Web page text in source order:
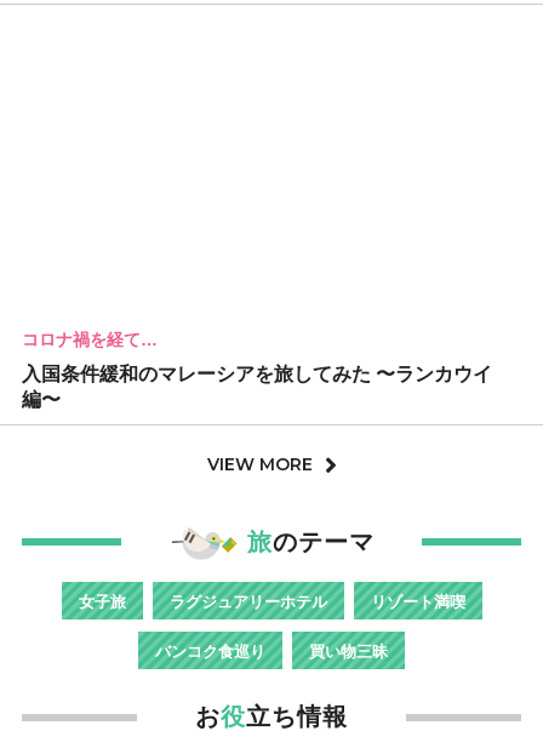
コロナ禍を経て…
入国条件緩和のマレーシアを旅してみた 〜ランカウイ
編〜
VIEW MORE
旅のテーマ
女子旅 ラグジュアリーホテル リゾート満喫
バンコク食巡り 買い物三昧
お役立ち情報